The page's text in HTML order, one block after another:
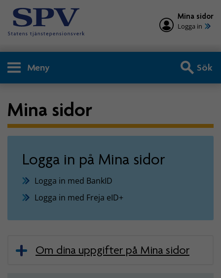
Mina sidor
Logga in
Meny Sök
Mina sidor
Logga in på Mina sidor
Logga in med BankID
Logga in med Freja eID+
Om dina uppgifter på Mina sidor